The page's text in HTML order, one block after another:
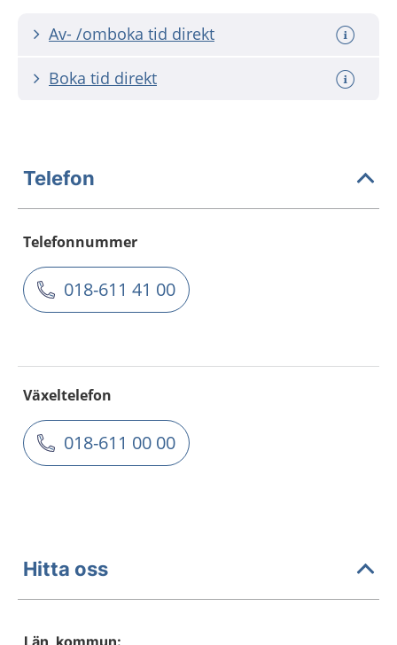
Av- /omboka tid direkt
Boka tid direkt
Telefon
Telefonnummer
018-611 41 00
Växeltelefon
018-611 00 00
Hitta oss
Län, kommun: